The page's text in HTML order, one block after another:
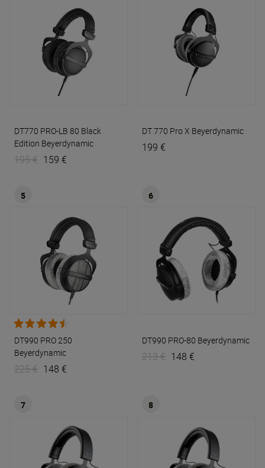
DT770 PRO-LB 80 Black
Edition Beyerdynamic
195 € 159 €
DT 770 Pro X Beyerdynamic
199 €
5
DT990 PRO 250
Beyerdynamic
225 € 148 €
6
DT990 PRO-80 Beyerdynamic
213 € 148 €
7 8